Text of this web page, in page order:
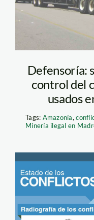
Defensoría:
control del
usados
Tags: Amazonía,
Minería ilegal en